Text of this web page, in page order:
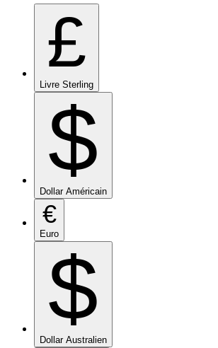
£
Livre Sterling
$
Dollar Américain
€
Euro
$
Dollar Australien